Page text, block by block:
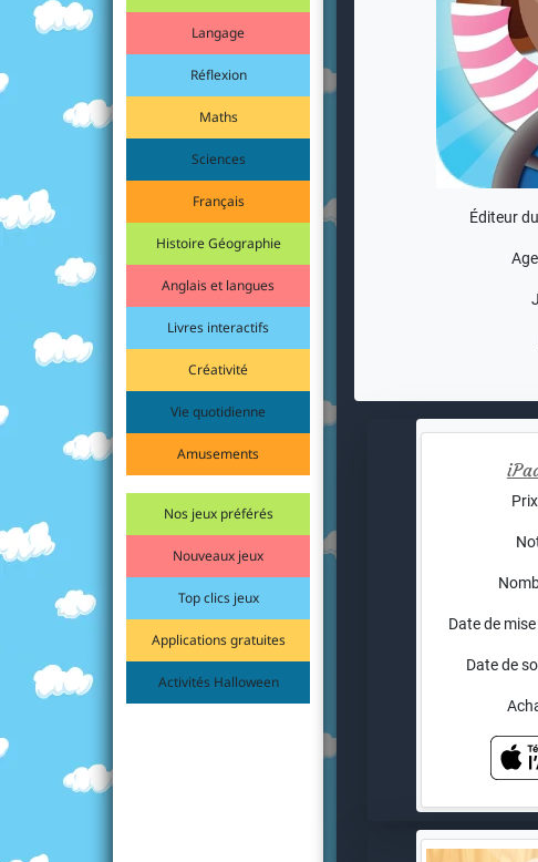
Langage
Réflexion
Maths
Sciences
Français
Histoire Géographie
Anglais et langues
Livres interactifs
Créativité
Vie quotidienne
Amusements
Nos jeux préférés
Nouveaux jeux
Top clics jeux
Applications gratuites
Activités Halloween
Éditeur
Date de
Date de